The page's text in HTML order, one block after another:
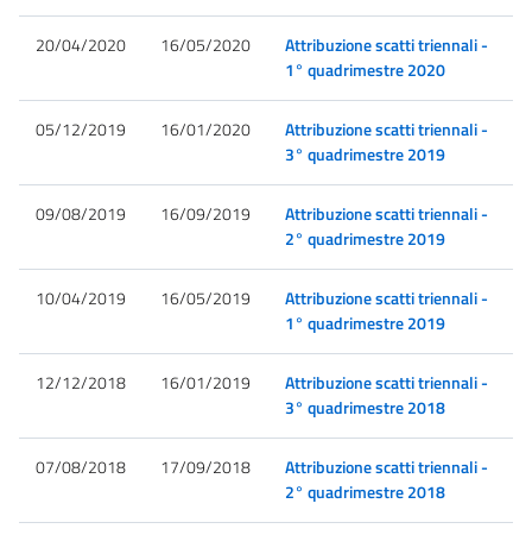
20/04/2020 16/05/2020
Attribuzione scatti triennali -
1° quadrimestre 2020
05/12/2019 16/01/2020
Attribuzione scatti triennali -
3° quadrimestre 2019
09/08/2019 16/09/2019
Attribuzione scatti triennali -
2° quadrimestre 2019
10/04/2019 16/05/2019
Attribuzione scatti triennali -
1° quadrimestre 2019
12/12/2018 16/01/2019
Attribuzione scatti triennali -
3° quadrimestre 2018
07/08/2018 17/09/2018
Attribuzione scatti triennali -
2° quadrimestre 2018